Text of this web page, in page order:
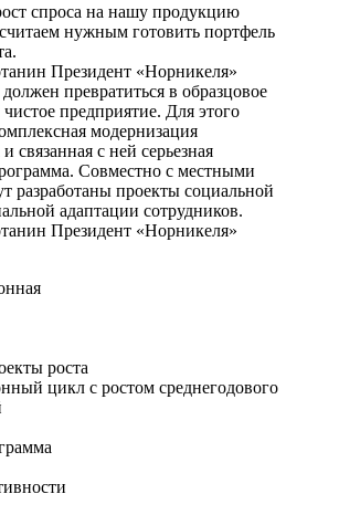
спроса на нашу продукцию
нужным готовить портфель
Президент «Норникеля»
превратиться в образцовое
чистое предприятие. Для этого
модернизация
связанная с ней серьезная
Совместно с местными
разработаны проекты социальной
адаптации сотрудников.
Президент «Норникеля»
роста
цикл с ростом среднегодового